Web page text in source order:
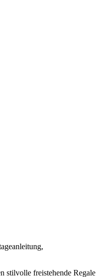
stilvolle freistehende Regale